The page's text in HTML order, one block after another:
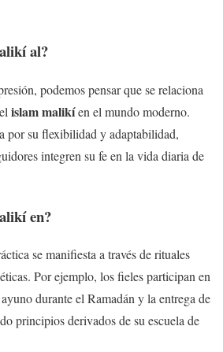
al?
podemos pensar que se relaciona
islam malikíen el mundo moderno.
por su flexibilidad y adaptabilidad,
integren su fe en la vida diaria de
en?
se manifiesta a través de rituales
Por ejemplo, los fieles participan en
durante el Ramadán y la entrega de
principios derivados de su escuela de